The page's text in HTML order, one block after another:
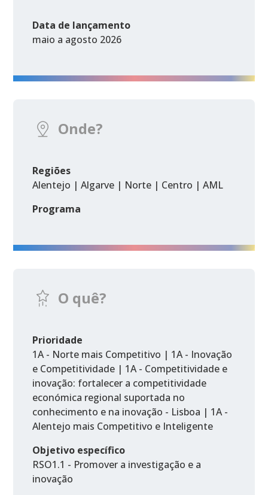
Data de lançamento
maio a agosto 2026
Onde?
Regiões
Alentejo | Algarve | Norte | Centro | AML
Programa
O quê?
Prioridade
1A - Norte mais Competitivo | 1A - Inovação
e Competitividade | 1A - Competitividade e
inovação: fortalecer a competitividade
económica regional suportada no
conhecimento e na inovação - Lisboa | 1A -
Alentejo mais Competitivo e Inteligente
Objetivo específico
RSO1.1 - Promover a investigação e a
inovação